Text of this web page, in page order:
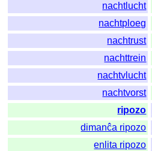
nachtlucht
nachtploeg
nachtrust
nachttrein
nachtvlucht
nachtvorst
ripozo
dimanĉa ripozo
enlita ripozo